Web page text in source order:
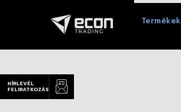
Termékek
HÍRLEVÉL
FELIRATKOZÁS